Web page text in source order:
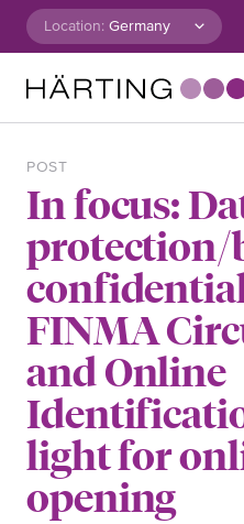
Skip to content
Location:
POST
In focus:
protection/
FINMA
and Online
light for
opening